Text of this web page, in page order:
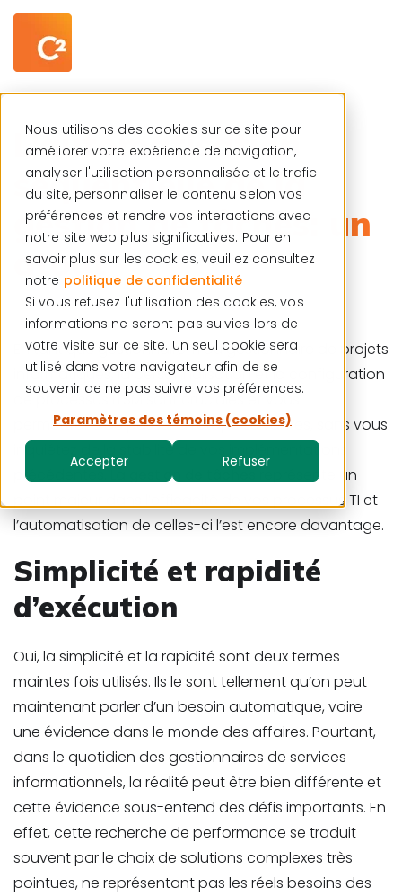
Nous utilisons des cookies sur ce site pour
améliorer votre expérience de navigation,
analyser l'utilisation personnalisée et le trafic
du site, personnaliser le contenu selon vos
préférences et rendre vos interactions avec
notre site web plus significatives. Pour en
savoir plus sur les cookies, veuillez consultez
notre politique de confidentialité
Si vous refusez l'utilisation des cookies, vos
informations ne seront pas suivies lors de
votre visite sur ce site. Un seul cookie sera
utilisé dans votre navigateur afin de se
souvenir de ne pas suivre vos préférences.
Paramètres des témoins (cookies)
Accepter Refuser
Centre de ressources
Français
L’automatisation
séquentielle de la
gestion de tâches: un
atout
En tant que gestionnaire TI ou gestionnaire de projets
informatiques, la personnalisation et la configuration
de processus ITSM sont cruciales et vous
permettrons de passer à l’étape suivantes, sans vous
inquiétez de la stabilité de vos implémentations
précédentes. La
gestion de tâches
représente un
point majeur dans l’efficacité de vos processus TI et
l’automatisation de celles-ci l’est encore davantage.
Simplicité et rapidité
d’exécution
Oui, la simplicité et la rapidité sont deux termes
maintes fois utilisés. Ils le sont tellement qu’on peut
maintenant parler d’un besoin automatique, voire
une évidence dans le monde des affaires. Pourtant,
dans le quotidien des gestionnaires de services
informationnels, la réalité peut être bien différente et
cette évidence sous-entend des défis importants. En
effet, cette recherche de performance se traduit
souvent par le choix de solutions complexes très
pointues, ne représentant pas les réels besoins des